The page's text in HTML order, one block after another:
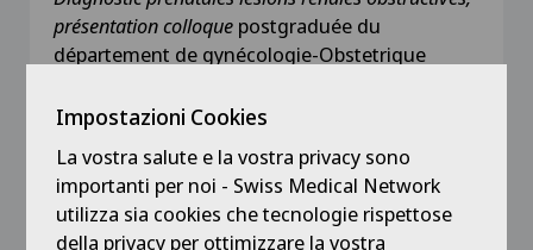
présentation colloque postgraduée du
département de gynécologie-Obstetrique
1994
"LES: diagnostic et prise en charge des
patientes avec LES et syndrome
antiphospholipide, cours bloc pour le candidat
FMH, CHUV Lausannne
Impostazioni Cookies
La vostra salute e la vostra privacy sono
importanti per noi - Swiss Medical Network
utilizza sia cookies che tecnologie rispettose
della privacy per ottimizzare la vostra